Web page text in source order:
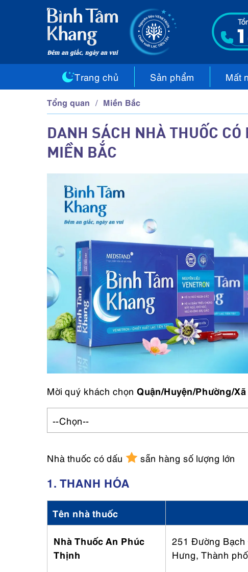
Trang chủ Sản phẩm Mất
Tổng quan Miền Bắc
DANH SÁCH NHÀ THUỐC
MIỀN BẮC
Mời quý khách chọn Quận/Huyện/Phường/Xã
--Chọn--
Nhà thuốc có dấu sẵn hàng số lượng lớn
1. THANH HÓA
Tên nhà thuốc
Nhà Thuốc An Phúc
Thịnh
251 Đường
Hưng, Thành